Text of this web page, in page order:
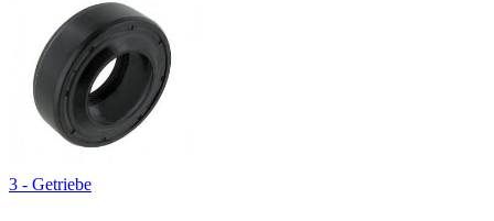
3 - Getriebe